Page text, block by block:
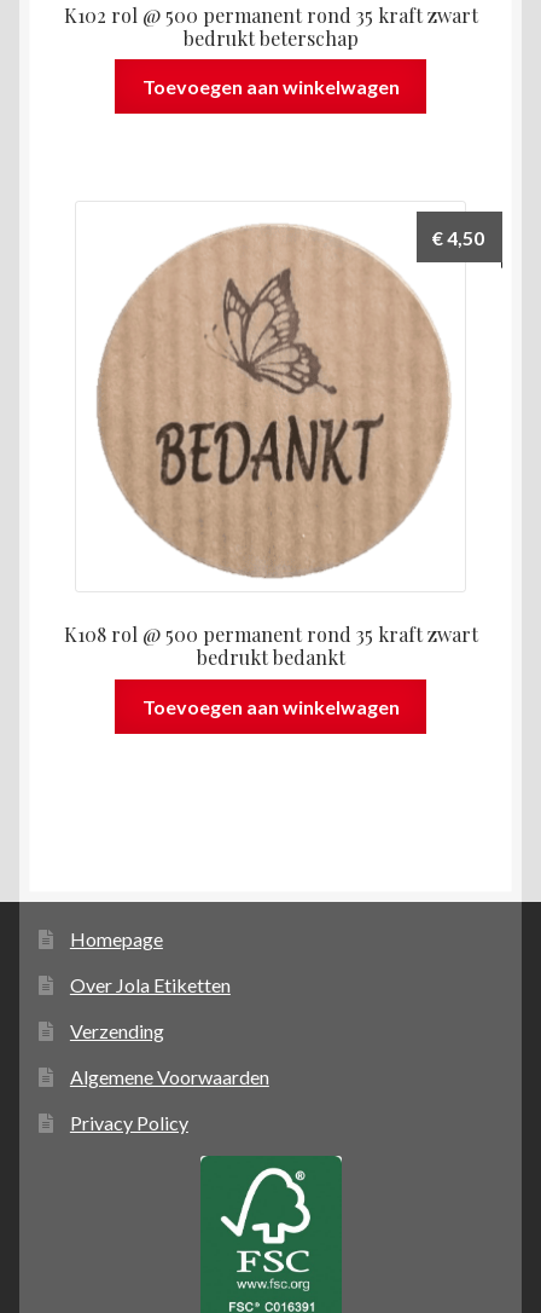
K102 rol @ 500 permanent rond 35 kraft zwart
bedrukt beterschap
Toevoegen aan winkelwagen
K108 rol @ 500 permanent rond 35 kraft zwart
bedrukt bedankt
€4,50
Toevoegen aan winkelwagen
Homepage
Over Jola Etiketten
Verzending
Algemene Voorwaarden
Privacy Policy